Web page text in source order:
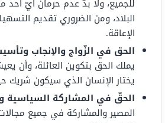
للجميع، ولا بدّ عدم حرمان أيّ أحد
البلاد، ومن الضروري تقديم
الإعاقة.
الحق في الزّواج والإنجاب
يملك الحق بتكوين العائلة، وأن
يختار الإنسان الذي سيكون شريك
الحقّ في المشاركة السياسية
المصير والمشاركة في جميع